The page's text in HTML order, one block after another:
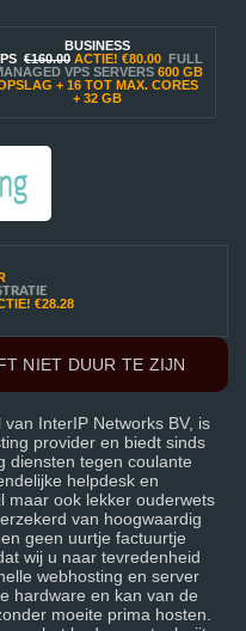
BUSINESS
€160.00 ACTIE! €80.00 FULL
VPS SERVERS 600 GB
+ 16 TOT MAX. CORES
+ 32 GB
€28.28
NIET DUUR TE ZIJN
InterIP Networks BV, is
provider en biedt sinds
diensten tegen coulante
helpdesk en
maar ook lekker ouderwets
van hoogwaardig
geen uurtje factuurtje
wij u naar tevredenheid
webhosting en server
hardware en kan van de
moeite prima hosten.